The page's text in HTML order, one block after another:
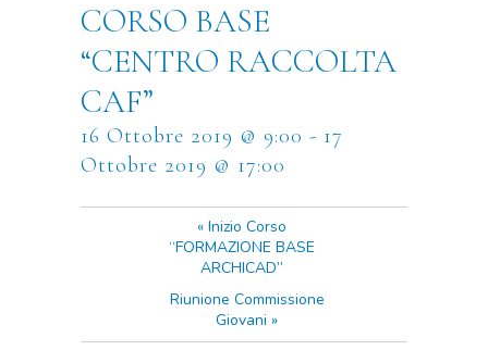
CORSO BASE
“CENTRO RACCOLTA
CAF”
16 Ottobre 2019 @ 9:00 - 17
Ottobre 2019 @ 17:00
«Inizio Corso
“FORMAZIONE BASE
ARCHICAD”
Riunione Commissione
Giovani »